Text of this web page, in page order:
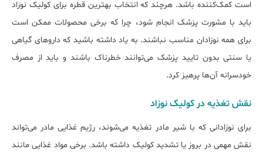
است کمک‌کننده باشد. هرچند که انتخاب بهترین قطره برای کولیک نوزاد
باید با مشورت پزشک انجام شود، چرا که برخی محصولات ممکن است
برای همه نوزادان مناسب نباشند. به یاد داشته باشید که داروهای گیاهی
یا سنتی بدون تایید پزشک می‌توانند خطرناک باشند و باید از مصرف
خودسرانه آن‌ها پرهیز کرد.
نقش تغذیه در کولیک نوزاد
برای نوزادانی که با شیر مادر تغذیه می‌شوند، رژیم غذایی مادر می‌تواند
نقش مهمی در بروز یا تشدید کولیک داشته باشد. برخی مواد غذایی مانند